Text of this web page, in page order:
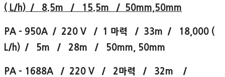
( L/h) / 8.5m / 15.5m / 50mm,50mm
PA - 950A / 220 V / 1 마력 / 33m / 18,000 (
L/h) / 5m / 28m / 50mm, 50mm
PA - 1688A / 220 V / 2마력 / 32m /